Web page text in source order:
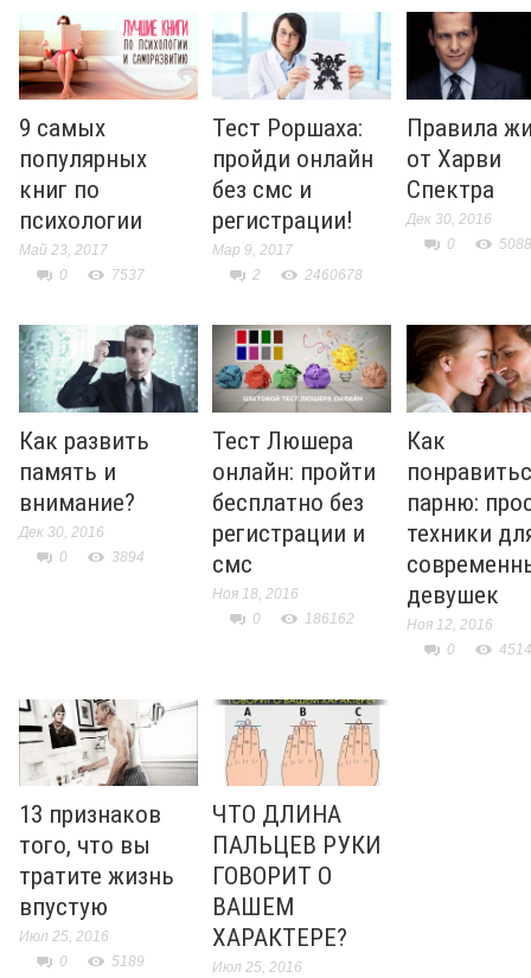
9 самых
популярных
книг по
психологии
Май 23, 2017
0
7537
Тест Роршаха:
пройди онлайн
без смс и
регистрации!
Мар 9, 2017
2
2460678
Правила
от Харви
Спектра
Дек 30, 2016
0
5088
Как развить
память и
внимание?
Дек 30, 2016
0
3894
Тест Люшера
онлайн: пройти
бесплатно без
регистрации и
смс
Ноя 18, 2016
0
186162
Как
парню:
техники
девушек
Ноя 12, 2016
0
4514
13 признаков
того, что вы
тратите жизнь
впустую
Июл 25, 2016
0
5189
ЧТО ДЛИНА
ПАЛЬЦЕВ РУКИ
ГОВОРИТ О
ВАШЕМ
ХАРАКТЕРЕ?
Июл 25, 2016